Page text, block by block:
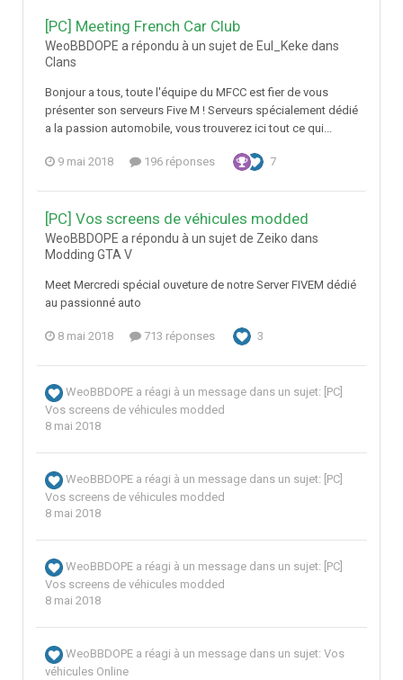
[PC] Meeting French Car Club
WeoBBDOPE a répondu à un sujet de Eul_Keke dans
Clans
Bonjour a tous, toute l'équipe du MFCC est fier de vous
présenter son serveurs Five M ! Serveurs spécialement dédié
a la passion automobile, vous trouverez ici tout ce qui...
9 mai 2018 196 réponses 7
[PC] Vos screens de véhicules modded
WeoBBDOPE a répondu à un sujet de Zeiko dans
Modding GTA V
Meet Mercredi spécial ouveture de notre Server FIVEM dédié
au passionné auto
8 mai 2018 713 réponses 3
WeoBBDOPE a réagi à un message dans un sujet: [PC]
Vos screens de véhicules modded
8 mai 2018
WeoBBDOPE a réagi à un message dans un sujet: [PC]
Vos screens de véhicules modded
8 mai 2018
WeoBBDOPE a réagi à un message dans un sujet: [PC]
Vos screens de véhicules modded
8 mai 2018
WeoBBDOPE a réagi à un message dans un sujet: Vos
véhicules Online